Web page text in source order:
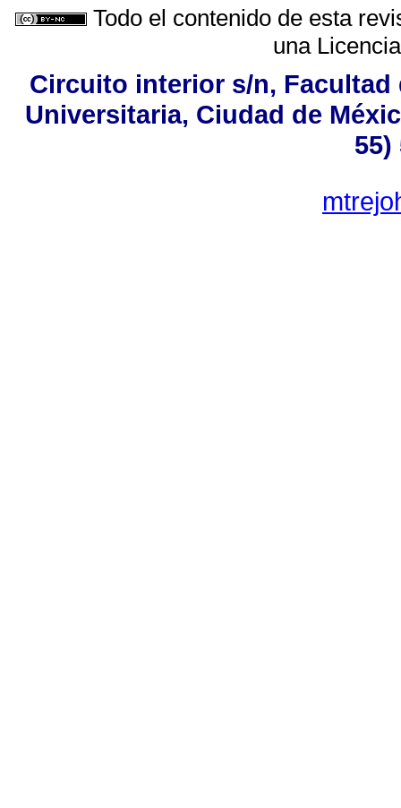
Todo el contenido de esta
una
Circuito interior s/n, Facultad
Universitaria, Ciudad de
55)